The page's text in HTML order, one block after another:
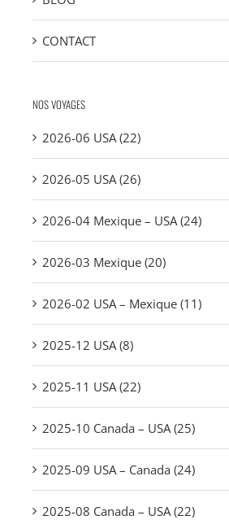
CONTACT
NOS VOYAGES
2026-06 USA (22)
2026-05 USA (26)
2026-04 Mexique – USA (24)
2026-03 Mexique (20)
2026-02 USA – Mexique (11)
2025-12 USA (8)
2025-11 USA (22)
2025-10 Canada – USA (25)
2025-09 USA – Canada (24)
2025-08 Canada – USA (22)